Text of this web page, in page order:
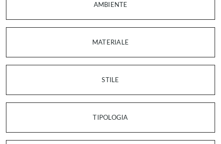
AMBIENTE
MATERIALE
STILE
TIPOLOGIA